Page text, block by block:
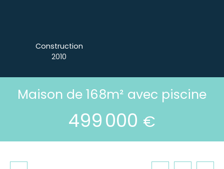
Construction
2010
Maison de 168m² avec piscine
499 000 €